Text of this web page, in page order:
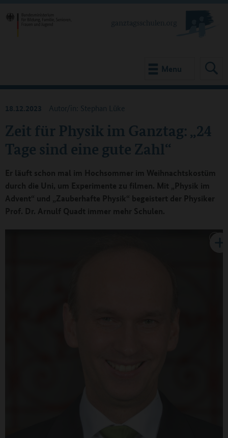
Menu
Zeit für Physik im Ganztag: „24
Tage sind eine gute Zahl“
18.12.2023 Autor/in: Stephan Lüke
Er läuft schon mal im Hochsommer im Weihnachtskostüm
durch die Uni, um Experimente zu filmen. Mit „Physik im
Advent“ und „Zauberhafte Physik“ begeistert der Physiker
Prof. Dr. Arnulf Quadt immer mehr Schulen.